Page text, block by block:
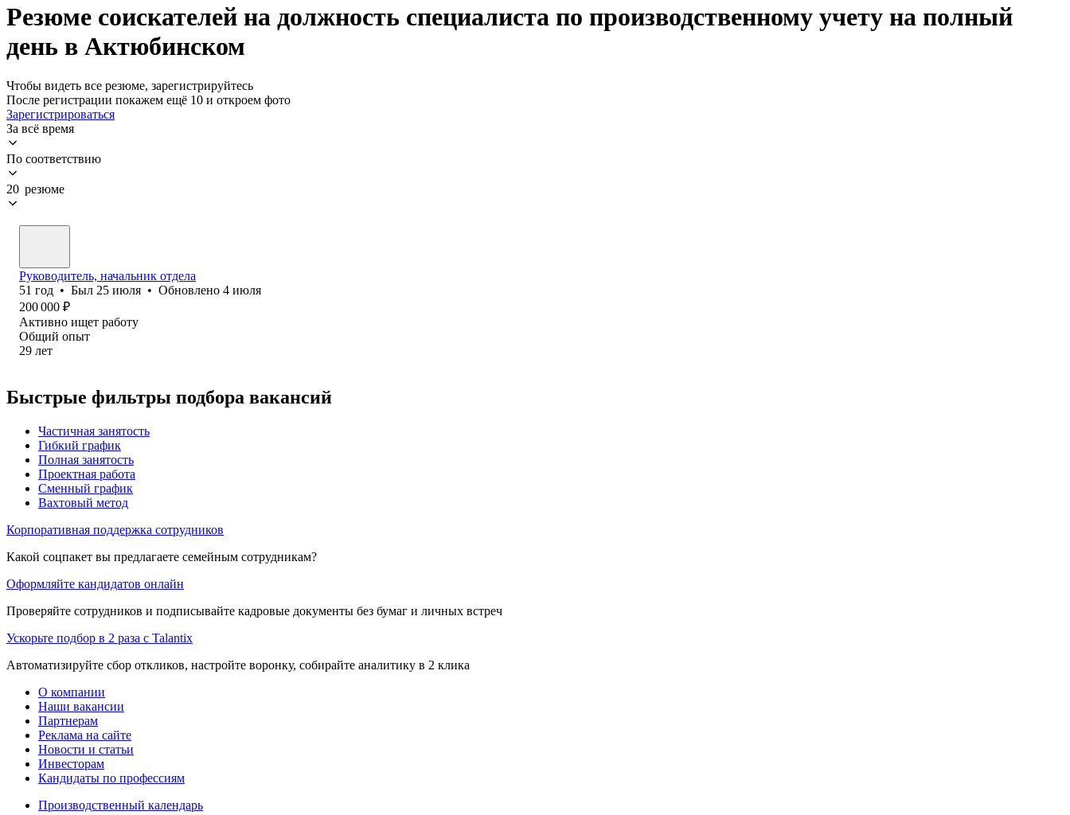
Резюме соискателей на должность специалиста по производственному учету на полный
день в Актюбинском
Чтобы видеть все резюме, зарегистрируйтесь
После регистрации покажем ещё 10 и откроем фото
Зарегистрироваться
За всё время
По соответствию
20 резюме
Руководитель, начальник отдела
51 год • Был 25 июля • Обновлено 4 июля
200 000 ₽
Активно ищет работу
Общий опыт
29 лет
Быстрые фильтры подбора вакансий
Частичная занятость
Гибкий график
Полная занятость
Проектная работа
Сменный график
Вахтовый метод
Корпоративная поддержка сотрудников
Какой соцпакет вы предлагаете семейным сотрудникам?
Оформляйте кандидатов онлайн
Проверяйте сотрудников и подписывайте кадровые документы без бумаг и личных встреч
Ускорьте подбор в 2 раза с Talantix
Автоматизируйте сбор откликов, настройте воронку, собирайте аналитику в 2 клика
О компании
Наши вакансии
Партнерам
Реклама на сайте
Новости и статьи
Инвесторам
Кандидаты по профессиям
Производственный календарь